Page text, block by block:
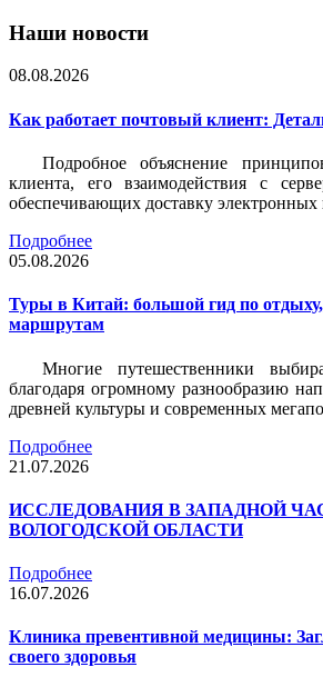
Наши новости
08.08.2026
Как работает почтовый клиент:
Подробное объяснение
клиента, его взаимодействия с
обеспечивающих доставку электронных
Подробнее
05.08.2026
Туры в Китай: большой гид по
маршрутам
Многие путешественники
благодаря огромному разнообразию
древней культуры и современных
Подробнее
21.07.2026
ИССЛЕДОВАНИЯ В ЗАПАДНОЙ
ВОЛОГОДСКОЙ ОБЛАСТИ
Подробнее
16.07.2026
Клиника превентивной медицины:
своего здоровья